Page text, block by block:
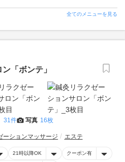
全てのメニューを見る
「ボンテ」
31件 写真 16枚
ーションマッサージ エステ
21時以降OK クーポン有